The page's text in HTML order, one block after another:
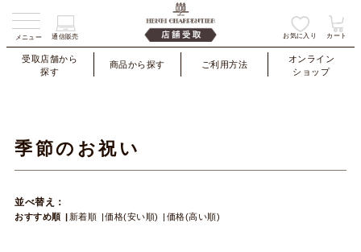
メニュー 通信販売 お気に入り カート
受取店舗から
探す
商品から探す ご利用方法
オンライン
ショップ
季節のお祝い
並べ替え：
おすすめ順 新着順 価格(安い順) 価格(高い順)